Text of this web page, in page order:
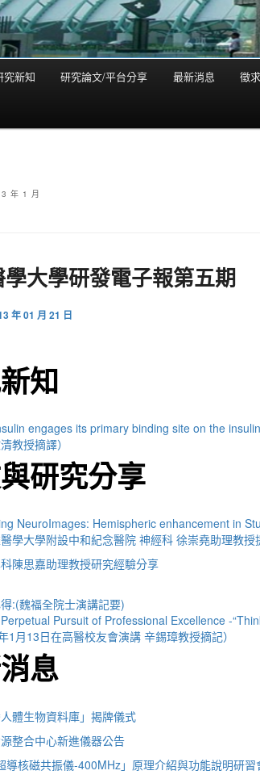
究新知 研究論文/平台分享 最新消息 徵
年 1 月
大學研發電子報第五期
年 01 月 21 日
知
engages its primary binding site on the
清教授摘譯）
研究分享
NeuroImages: Hemispheric enhancement in
醫學大學附設中和紀念醫院 神經科 徐崇堯助理教授
陳思嘉助理教授研究經驗分享
:(魏福全院士演講記要)
Pursuit of Professional Excellence -
1月13日在高醫校友會演講 辛錫璋教授摘記）
息
人體生物資料庫」揭牌儀式
整合中心新進儀器公告
導核磁共振儀-400MHz」原理介紹與功能說明研習